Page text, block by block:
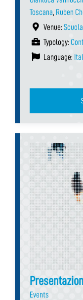
Toscana, Ruben
Venue:
Typology:
Language:
Events